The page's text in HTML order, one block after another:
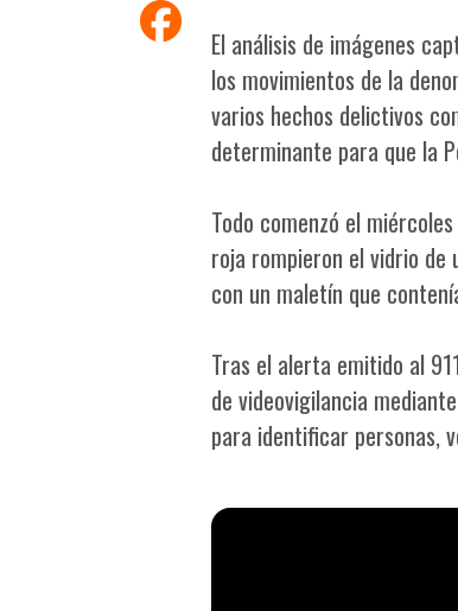
El análisis de imágenes
los movimientos de la
varios hechos delictivos
determinante para que la
Todo comenzó el
roja rompieron el vidrio de
con un maletín que
Tras el alerta emitido al
de videovigilancia
para identificar personas,